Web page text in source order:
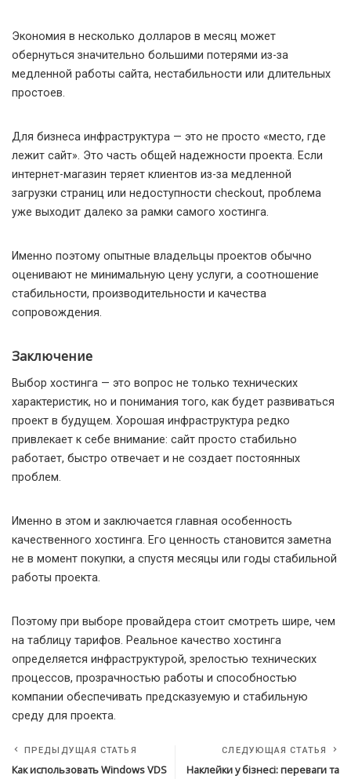
Экономия в несколько долларов в месяц может
обернуться значительно большими потерями из-за
медленной работы сайта, нестабильности или длительных
простоев.
Для бизнеса инфраструктура — это не просто «место, где
лежит сайт». Это часть общей надежности проекта. Если
интернет-магазин теряет клиентов из-за медленной
загрузки страниц или недоступности checkout, проблема
уже выходит далеко за рамки самого хостинга.
Именно поэтому опытные владельцы проектов обычно
оценивают не минимальную цену услуги, а соотношение
стабильности, производительности и качества
сопровождения.
Заключение
Выбор хостинга — это вопрос не только технических
характеристик, но и понимания того, как будет развиваться
проект в будущем. Хорошая инфраструктура редко
привлекает к себе внимание: сайт просто стабильно
работает, быстро отвечает и не создает постоянных
проблем.
Именно в этом и заключается главная особенность
качественного хостинга. Его ценность становится заметна
не в момент покупки, а спустя месяцы или годы стабильной
работы проекта.
Поэтому при выборе провайдера стоит смотреть шире, чем
на таблицу тарифов. Реальное качество хостинга
определяется инфраструктурой, зрелостью технических
процессов, прозрачностью работы и способностью
компании обеспечивать предсказуемую и стабильную
среду для проекта.
ПРЕДЫДУЩАЯ СТАТЬЯ
Как использовать Windows VDS
СЛЕДУЮЩАЯ СТАТЬЯ
Наклейки у бізнесі: переваги та